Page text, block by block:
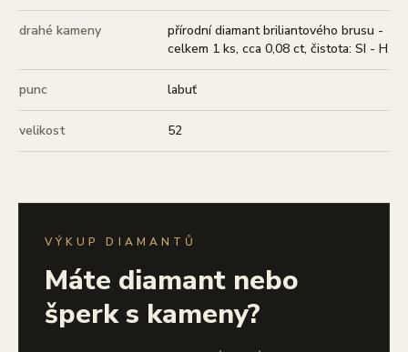
drahé kameny
přírodní diamant briliantového brusu -
celkem 1 ks, cca 0,08 ct, čistota: SI - H
punc labuť
velikost 52
VÝKUP DIAMANTŮ
Máte diamant nebo
šperk s kameny?